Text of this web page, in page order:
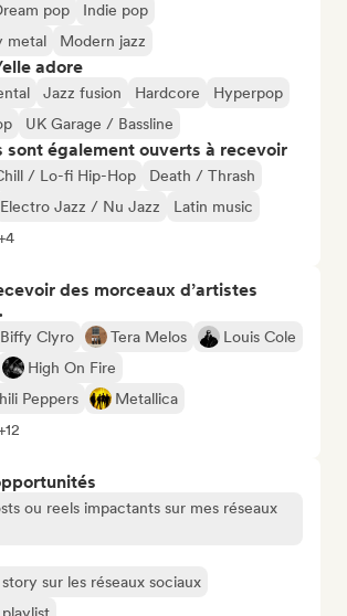
pop
Indie pop
metal
Modern jazz
adore
Jazz fusion Hardcore
Hyperpop
UK Garage / Bassline
sont également ouverts à recevoir
/ Lo-fi Hip-Hop
Death / Thrash
Electro Jazz / Nu Jazz
Latin music
des morceaux d’artistes
Biffy Clyro Tera Melos
Louis Cole
High On Fire
Peppers
Metallica
ou reels impactants sur mes réseaux
sur les réseaux sociaux